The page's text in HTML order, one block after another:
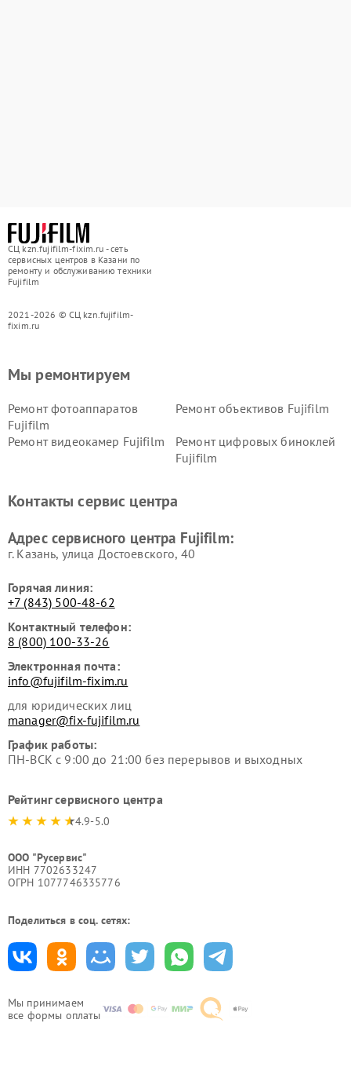
СЦ kzn.fujifilm-fixim.ru - сеть
сервисных центров в Казани по
ремонту и обслуживанию техники
Fujifilm
2021-2026 © СЦ kzn.fujifilm-
fixim.ru
Мы принимаем
все формы оплаты
Мы ремонтируем
Ремонт фотоаппаратов
Fujifilm
Ремонт объективов Fujifilm
Ремонт видеокамер Fujifilm
Ремонт цифровых биноклей
Fujifilm
Контакты сервис центра
Адрес сервисного центра Fujifilm:
г. Казань, улица Достоевского, 40
Горячая линия:
+7 (843) 500-48-62
Контактный телефон:
8 (800) 100-33-26
Электронная почта:
info@fujifilm-fixim.ru
для юридических лиц
manager@fix-fujifilm.ru
График работы:
ПН-ВСК с 9:00 до 21:00 без перерывов и выходных
Рейтинг сервисного центра
4.9-5.0
ООО "Русервис"
ИНН 7702633247
ОГРН 1077746335776
Поделиться в соц. сетях: